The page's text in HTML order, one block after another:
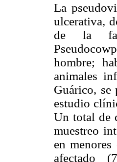
La
ulcerativa,
de la
hombre;
animales
Guárico, se
estudio
Un total de
muestreo
en
afectado